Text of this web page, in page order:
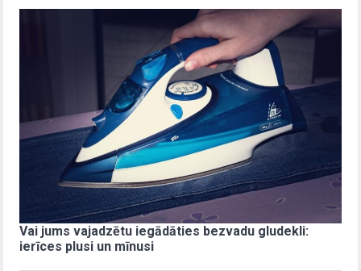
Vai jums vajadzētu iegādāties bezvadu gludekli:
ierīces plusi un mīnusi